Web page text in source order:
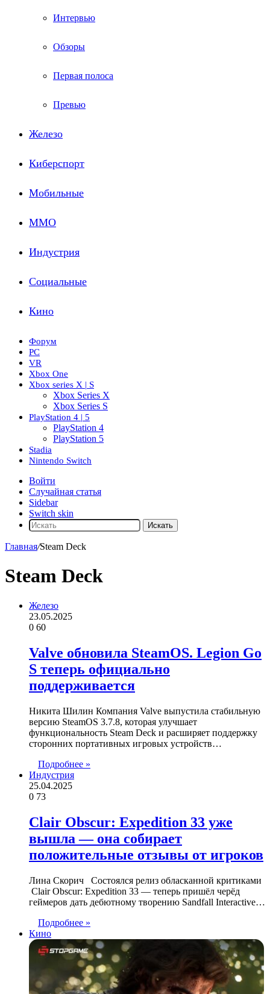
Интервью
Обзоры
Первая полоса
Превью
Железо
Киберспорт
Мобильные
ММО
Индустрия
Социальные
Кино
Форум
PC
VR
Xbox One
Xbox series X | S
Xbox Series X
Xbox Series S
PlayStation 4 | 5
PlayStation 4
PlayStation 5
Stadia
Nintendo Switch
Войти
Случайная статья
Sidebar
Switch skin
Искать
Главная/Steam Deck
Steam Deck
Железо
23.05.2025
0 60
Valve обновила SteamOS. Legion Go
S теперь официально
поддерживается
Никита Шилин Компания Valve выпустила стабильную
версию SteamOS 3.7.8, которая улучшает
функциональность Steam Deck и расширяет поддержку
сторонних портативных игровых устройств…
Подробнее »
Индустрия
25.04.2025
0 73
Clair Obscur: Expedition 33 уже
вышла — она собирает
положительные отзывы от игроков
Лина Скорич Состоялся релиз обласканной критиками
Clair Obscur: Expedition 33 — теперь пришёл черёд
геймеров дать дебютному творению Sandfall Interactive…
Подробнее »
Кино